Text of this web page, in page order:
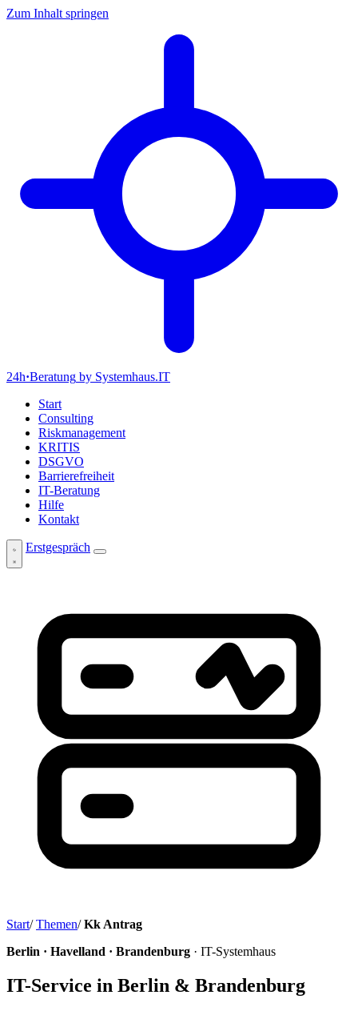
Zum Inhalt springen
24h·Beratung by Systemhaus.IT
Start
Consulting
Riskmanagement
KRITIS
DSGVO
Barrierefreiheit
IT-Beratung
Hilfe
Kontakt
Erstgespräch
Start/ Themen/ Kk Antrag
Berlin · Havelland · Brandenburg · IT-Systemhaus
IT-Service in Berlin & Brandenburg